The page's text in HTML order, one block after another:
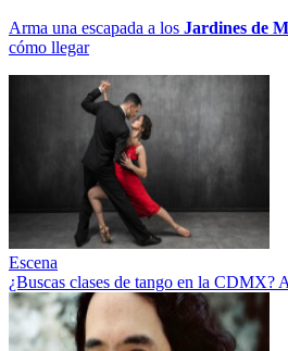
Arma una escapada a los Jardines de
cómo llegar
Escena
¿Buscas clases de tango en la CDMX?